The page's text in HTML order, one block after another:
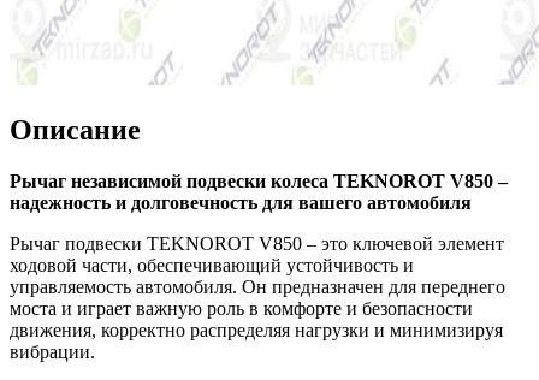
Описание
Рычаг независимой подвески колеса TEKNOROT V850 –
надежность и долговечность для вашего автомобиля
Рычаг подвески TEKNOROT V850 – это ключевой элемент
ходовой части, обеспечивающий устойчивость и
управляемость автомобиля. Он предназначен для переднего
моста и играет важную роль в комфорте и безопасности
движения, корректно распределяя нагрузки и минимизируя
вибрации.